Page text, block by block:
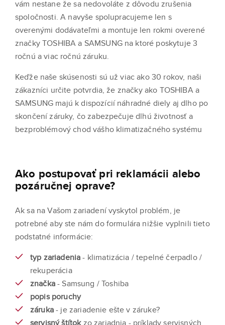
vám nestane že sa nedovoláte z dôvodu zrušenia
spoločnosti. A navyše spolupracujeme len s
overenými dodávateľmi a montuje len rokmi overené
značky TOSHIBA a SAMSUNG na ktoré poskytuje 3
ročnú a viac ročnú záruku.
Keďže naše skúsenosti sú už viac ako 30 rokov, naši
zákazníci určite potvrdia, že značky ako TOSHIBA a
SAMSUNG majú k dispozícií náhradné diely aj dlho po
skončení záruky, čo zabezpečuje dlhú životnosť a
bezproblémový chod vášho klimatizačného systému
Ako postupovať pri reklamácii alebo
pozáručnej oprave?
Ak sa na Vašom zariadení vyskytol problém, je
potrebné aby ste nám do formulára nižšie vyplnili tieto
podstatné informácie:
typ zariadenia- klimatizácia / tepelné čerpadlo /
rekuperácia
značka- Samsung / Toshiba
popis poruchy
záruka- je zariadenie ešte v záruke?
servisný štítokzo zariadnia - príklady servisných